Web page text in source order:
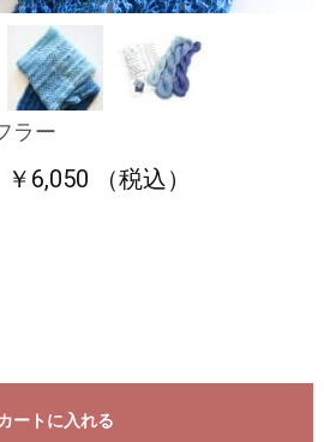
ラー
￥6,050 （税込）
カートに入れる